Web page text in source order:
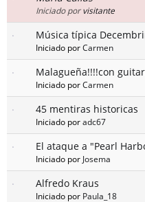
Iniciado porvisitante
Música típica
Iniciado porCarmen
Malagueña!!!!con
Iniciado porCarmen
45 mentiras historicas
Iniciado poradc67
El ataque a "Pearl
Iniciado por Josema
Alfredo Kraus
Iniciado por Paula_18